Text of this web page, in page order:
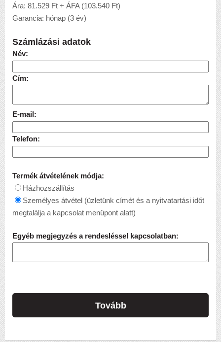
Ára: 81.529 Ft + ÁFA (103.540 Ft)
Garancia: hónap (3 év)
Számlázási adatok
Név:
Cím:
E-mail:
Telefon:
Termék átvételének módja:
Házhozszállítás
Személyes átvétel (üzletünk címét és a nyitvatartási időt
megtalálja a kapcsolat menüpont alatt)
Egyéb megjegyzés a rendesléssel kapcsolatban:
Tovább